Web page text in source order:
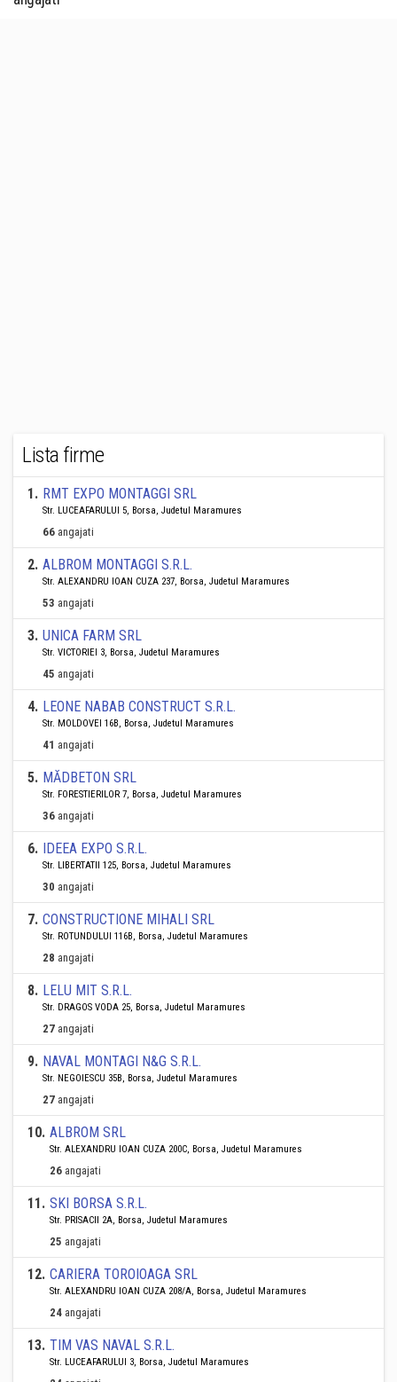
Lista firme
1. RMT EXPO MONTAGGI SRL
Str. LUCEAFARULUI 5, Borsa, Judetul Maramures
66 angajati
2. ALBROM MONTAGGI S.R.L.
Str. ALEXANDRU IOAN CUZA 237, Borsa, Judetul Maramures
53 angajati
3. UNICA FARM SRL
Str. VICTORIEI 3, Borsa, Judetul Maramures
45 angajati
4. LEONE NABAB CONSTRUCT S.R.L.
Str. MOLDOVEI 16B, Borsa, Judetul Maramures
41 angajati
5. MĂDBETON SRL
Str. FORESTIERILOR 7, Borsa, Judetul Maramures
36 angajati
6. IDEEA EXPO S.R.L.
Str. LIBERTATII 125, Borsa, Judetul Maramures
30 angajati
7. CONSTRUCTIONE MIHALI SRL
Str. ROTUNDULUI 116B, Borsa, Judetul Maramures
28 angajati
8. LELU MIT S.R.L.
Str. DRAGOS VODA 25, Borsa, Judetul Maramures
27 angajati
9. NAVAL MONTAGI N&G S.R.L.
Str. NEGOIESCU 35B, Borsa, Judetul Maramures
27 angajati
10. ALBROM SRL
Str. ALEXANDRU IOAN CUZA 200C, Borsa, Judetul Maramures
26 angajati
11. SKI BORSA S.R.L.
Str. PRISACII 2A, Borsa, Judetul Maramures
25 angajati
12. CARIERA TOROIOAGA SRL
Str. ALEXANDRU IOAN CUZA 208/A, Borsa, Judetul Maramures
24 angajati
13. TIM VAS NAVAL S.R.L.
Str. LUCEAFARULUI 3, Borsa, Judetul Maramures